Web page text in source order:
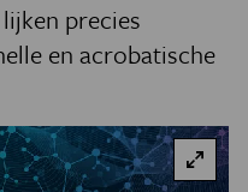
AGENDA
precies
en acrobatische